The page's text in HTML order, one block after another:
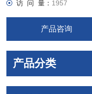
访 问 量： 1957
产品咨询
产品分类